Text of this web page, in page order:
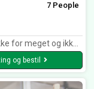
7 People
de spare ikke på sovsen
og bestil